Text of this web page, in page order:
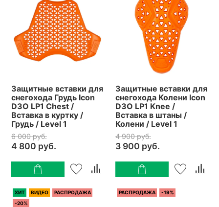
Защитные вставки для
снегохода Грудь Icon
D3O LP1 Chest /
Вставка в куртку /
Грудь / Level 1
6 000 руб.
4 800 руб.
Защитные вставки для
снегохода Колени Icon
D3O LP1 Knee /
Вставка в штаны /
Колени / Level 1
4 900 руб.
3 900 руб.
ХИТ ВИДЕО
РАСПРОДАЖА
-20%
РАСПРОДАЖА -19%